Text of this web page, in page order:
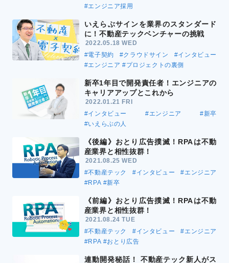
#エンジニア採用
いえらぶサインを業界のスタンダード
に！不動産テックベンチャーの挑戦
2022.05.18 WED
#電子契約
#クラウドサイン
#インタビュー
#エンジニア #プロジェクトの裏側
新卒1年目で開発責任者！エンジニアの
キャリアアップとこれから
2022.01.21 FRI
#インタビュー
#エンジニア
#新卒
#いえらぶの人
《後編》おとり広告撲滅！RPAは不動
産業界と相性抜群！
2021.08.25 WED
#不動産テック
#インタビュー
#エンジニア
#RPA #新卒
《前編》おとり広告撲滅！RPAは不動
産業界と相性抜群！
2021.08.24 TUE
#不動産テック
#インタビュー
#エンジニア
#RPA #おとり広告
連動開発秘話！ 不動産テック新人がス